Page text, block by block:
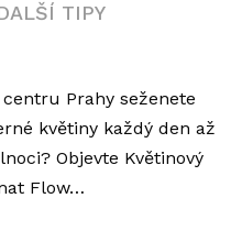
TIPY
centru Prahy seženete
květiny každý den až
Objevte Květinový
Flow…